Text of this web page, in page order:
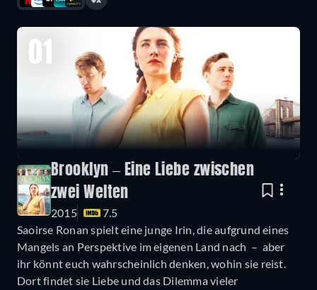
01
Brooklyn – Eine Liebe zwischen
zwei Welten
2015
7.5
Saoirse Ronan spielt eine junge Irin, die aufgrund eines
Mangels an Perspektive im eigenen Land nach – aber
ihr könnt euch wahrscheinlich denken, wohin sie reist.
Dort findet sie Liebe und das Dilemma vieler